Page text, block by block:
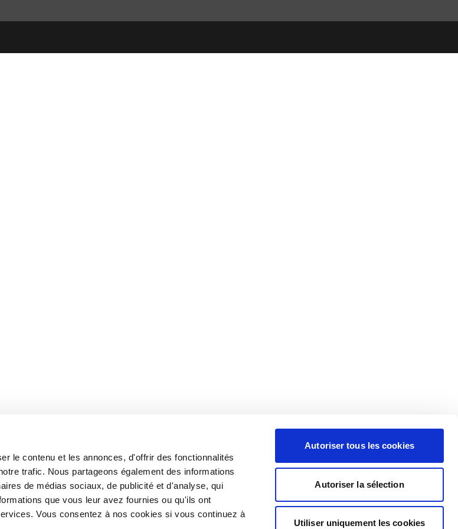
le contenu et les annonces, d'offrir des fonctionnalités
trafic. Nous partageons également des informations
de médias sociaux, de publicité et d'analyse, qui
que vous leur avez fournies ou qu'ils ont
Vous consentez à nos cookies si vous continuez à
Autoriser tous les cookies
Autoriser la sélection
Utiliser uniquement les cookies